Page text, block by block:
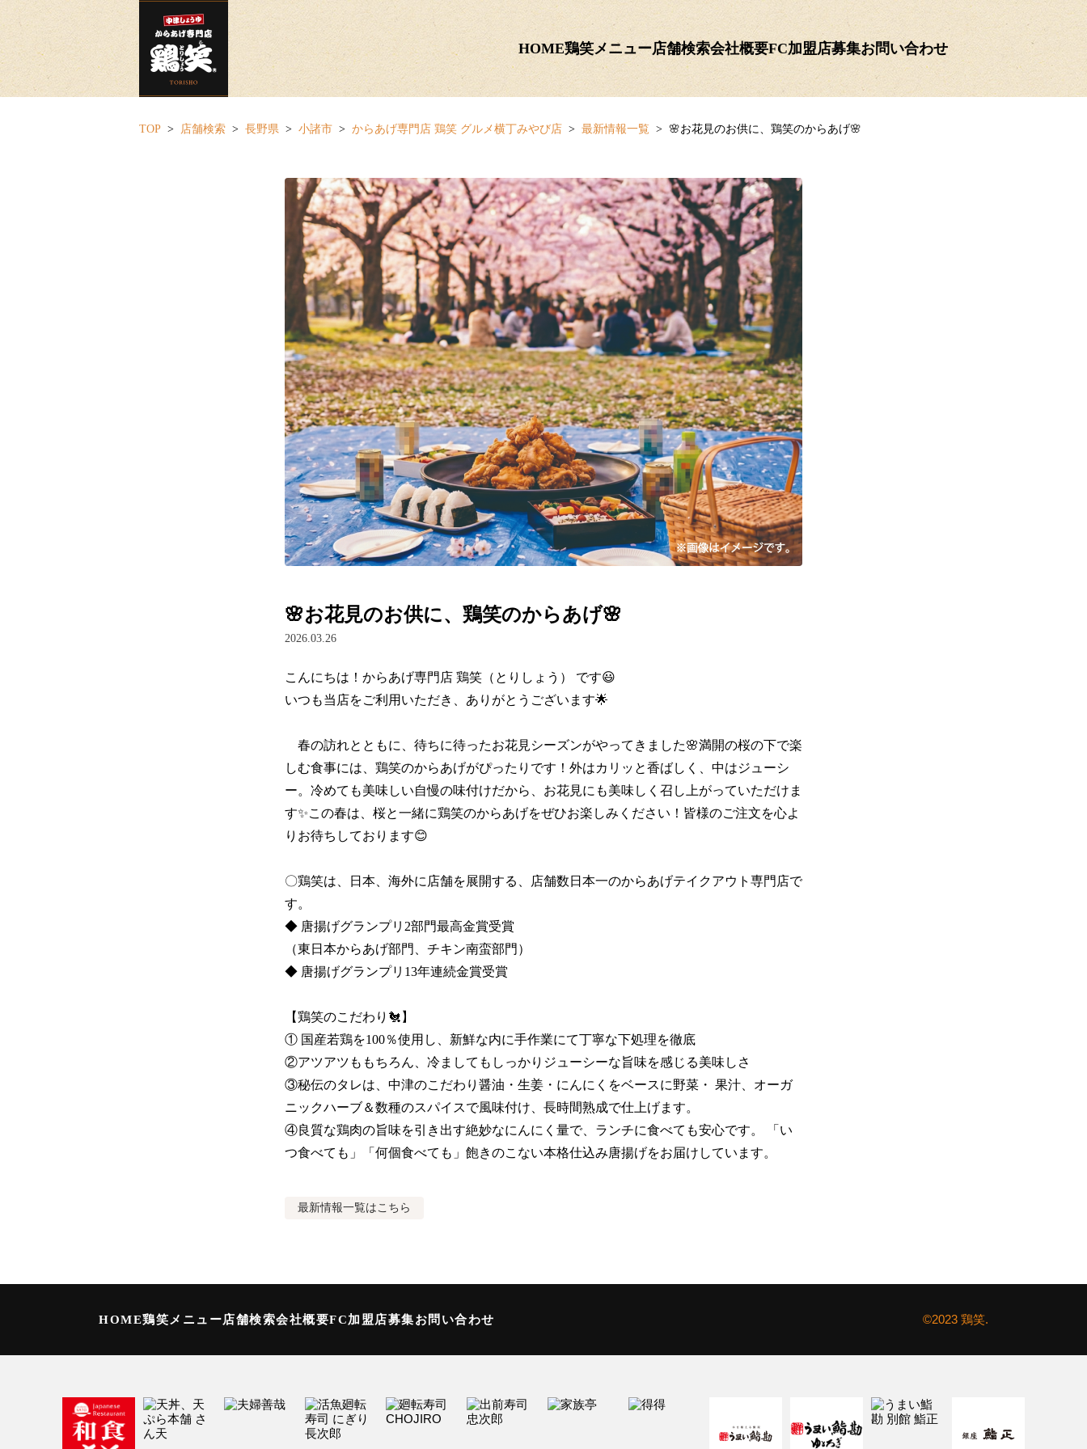
HOME鶏笑メニュー店舗検索会社概要FC加盟店募集お問い合わせ
TOP 店舗検索 長野県 小諸市 からあげ専門店 鶏笑 グルメ横丁みやび店 最新情報一覧 🌸お花見のお供に、鶏笑のからあげ🌸
🌸お花見のお供に、鶏笑のからあげ🌸
2026.03.26
こんにちは！からあげ専門店 鶏笑（とりしょう） です😃
いつも当店をご利用いただき、ありがとうございます🌟
春の訪れとともに、待ちに待ったお花見シーズンがやってきました🌸満開の桜の下で楽
しむ食事には、鶏笑のからあげがぴったりです！外はカリッと香ばしく、中はジューシ
ー。冷めても美味しい自慢の味付けだから、お花見にも美味しく召し上がっていただけま
す✨この春は、桜と一緒に鶏笑のからあげをぜひお楽しみください！皆様のご注文を心よ
りお待ちしております😊
〇鶏笑は、日本、海外に店舗を展開する、店舗数日本一のからあげテイクアウト専門店で
す。
◆ 唐揚げグランプリ2部門最高金賞受賞
（東日本からあげ部門、チキン南蛮部門）
◆ 唐揚げグランプリ13年連続金賞受賞
【鶏笑のこだわり🐔】
① 国産若鶏を100％使用し、新鮮な内に手作業にて丁寧な下処理を徹底
②アツアツももちろん、冷ましてもしっかりジューシーな旨味を感じる美味しさ
③秘伝のタレは、中津のこだわり醤油・生姜・にんにくをベースに野菜・ 果汁、オーガ
ニックハーブ＆数種のスパイスで風味付け、長時間熟成で仕上げます。
④良質な鶏肉の旨味を引き出す絶妙なにんにく量で、ランチに食べても安心です。 「い
つ食べても」「何個食べても」飽きのこない本格仕込み唐揚げをお届けしています。
最新情報一覧はこちら
HOME鶏笑メニュー店舗検索会社概要FC加盟店募集お問い合わせ ©2023 鶏笑.